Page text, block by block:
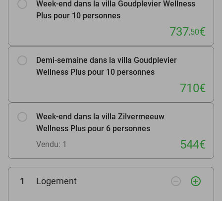
Week-end dans la villa Goudplevier Wellness
Plus pour 10 personnes
737,50€
Demi-semaine dans la villa Goudplevier
Wellness Plus pour 10 personnes
710€
Week-end dans la villa Zilvermeeuw
Wellness Plus pour 6 personnes
Vendu: 1
544€
1 Logement remove_circle_outline add_circle_outline